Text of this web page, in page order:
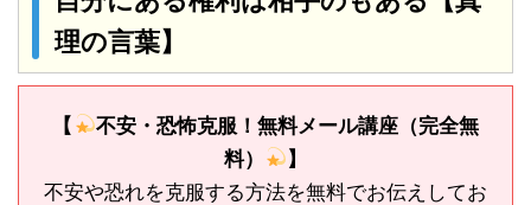
理の言葉】
【
不安・恐怖克服！無料メール講座（完全無
料）
】
不安や恐れを克服する方法を無料でお伝えしてお